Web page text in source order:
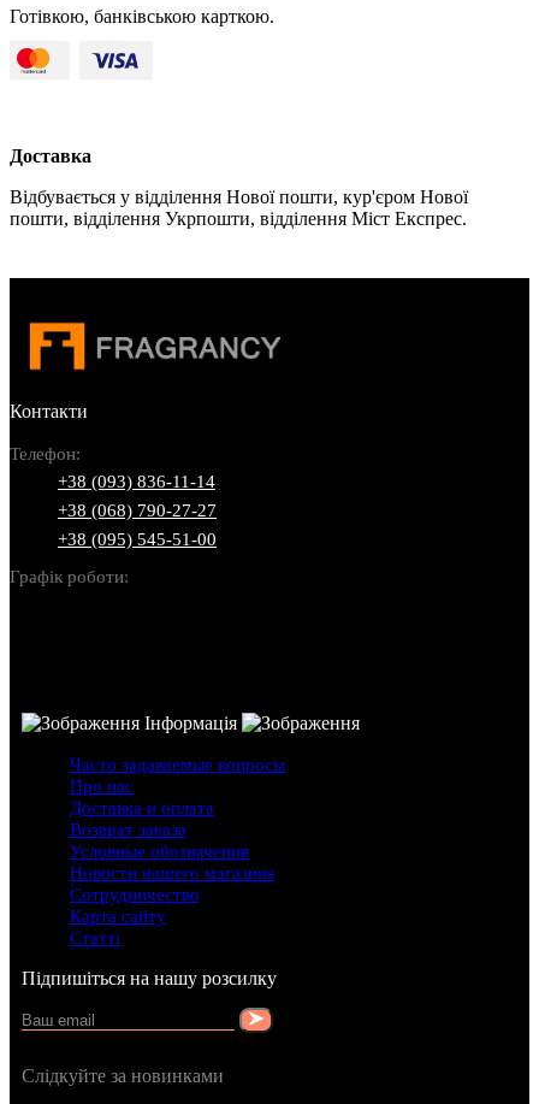
Готівкою, банківською карткою.
Доставка
Відбувається у відділення Нової пошти, кур'єром Нової
пошти, відділення Укрпошти, відділення Міст Експрес.
Контакти
Телефон:
+38 (093) 836-11-14
+38 (068) 790-27-27
+38 (095) 545-51-00
Графік роботи:
Інформація
Часто задаваемые вопросы
Про нас
Доставка и оплата
Возврат заказа
Условные обозначения
Новости нашего магазина
Сотрудничество
Карта сайту
Статті
Підпишіться на нашу розсилку
Слідкуйте за новинками